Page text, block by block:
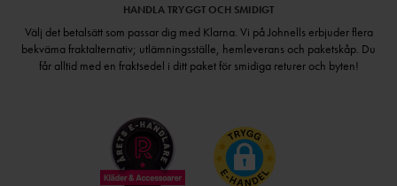
HANDLA TRYGGT OCH SMIDIGT
Välj det betalsätt som passar dig med Klarna. Vi på Johnells erbjuder flera
bekväma fraktalternativ; utlämningsställe, hemleverans och paketskåp. Du
får alltid med en fraktsedel i ditt paket för smidiga returer och byten!